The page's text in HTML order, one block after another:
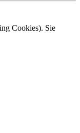
Cookies). Sie